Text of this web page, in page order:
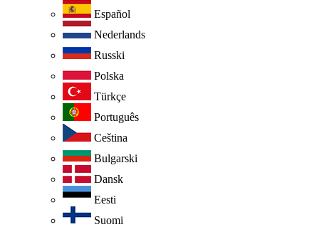
Español
Nederlands
Russki
Polska
Türkçe
Português
Ceština
Bulgarski
Dansk
Eesti
Suomi